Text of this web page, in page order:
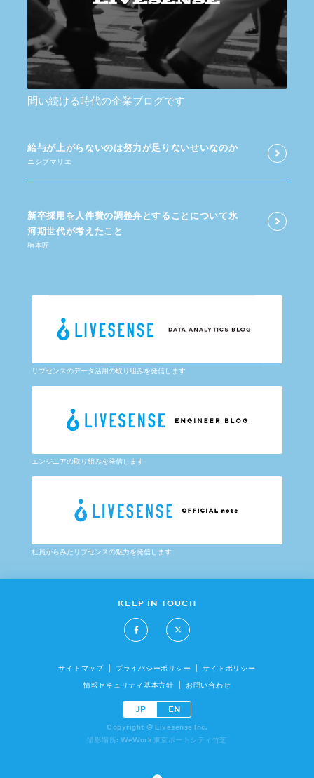
問い続ける時代の企業ブログです
給与が​上がらないのは​努力が​足りないせいなのか
ニシブマリエ
新卒採用を​人件費の​調整弁と​する​ことに​ついて​氷
河期世代が​考えた​こと
楠本匠
リブセンスのデータ活用の取り組みを発信します
エンジニアの取り組みを発信します
社員からみたリブセンスの魅力を発信します
KEEP IN TOUCH
サイトマップ プライバシーポリシー サイトポリシー
情報セキュリティ基本方針 お問い合わせ
JP EN
Copyright © Livesense Inc.
撮影場所: WeWork 東京ポートシティ竹芝